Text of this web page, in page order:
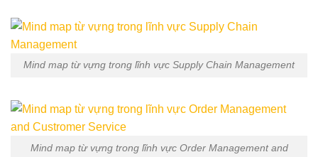
Mind map từ vựng trong lĩnh vực Supply Chain Management
Mind map từ vựng trong lĩnh vực Order Management and